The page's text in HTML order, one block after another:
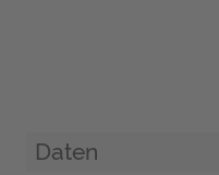
Daten